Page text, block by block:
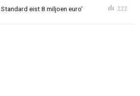
eist 8 miljoen euro' 222